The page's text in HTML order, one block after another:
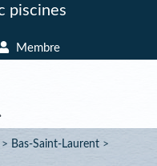
piscines
Membre
Bas-Saint-Laurent